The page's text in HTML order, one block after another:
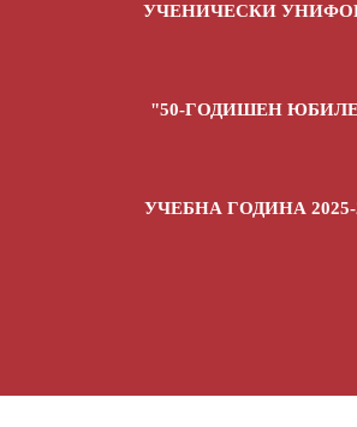
УЧИТЕЛИ, ВЪЗПИТАТЕЛИ И
УЧЕНИЧЕСКИ
"50-ГОДИШЕН
УЧЕБНА ГОДИНА 2025-